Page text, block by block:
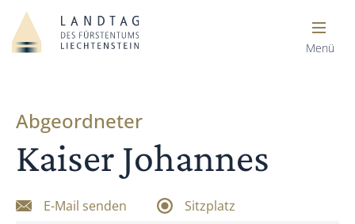
Menü
Abgeordneter
Kaiser Johannes
E-Mail senden Sitzplatz